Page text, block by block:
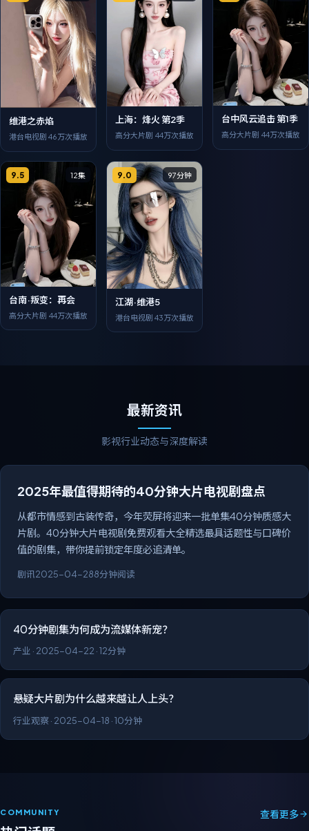
维港之赤焰
港台电视剧 46万次播放
上海：烽火 第2季
高分大片剧 44万次播放
台中风云追击 第1季
高分大片剧 44万次播放
9.5 12集
台南·叛变：再会
高分大片剧 44万次播放
9.0 97分钟
江湖·维港5
港台电视剧 43万次播放
最新资讯
影视行业动态与深度解读
2025年最值得期待的40分钟大片电视剧盘点
从都市情感到古装传奇，今年荧屏将迎来一批单集40分钟质感大
片剧。40分钟大片电视剧免费观看大全精选最具话题性与口碑价
值的剧集，带你提前锁定年度必追清单。
剧讯2025-04-288分钟阅读
40分钟剧集为何成为流媒体新宠？
产业 · 2025-04-22 ·12分钟
悬疑大片剧为什么越来越让人上头？
行业观察· 2025-04-18 ·10分钟
COMMUNITY 查看更多